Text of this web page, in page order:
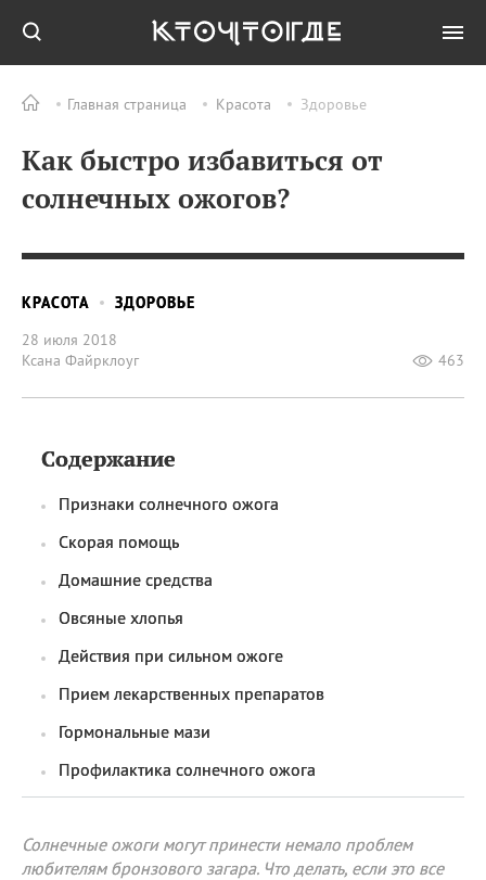
Главная страница Красота Здоровье
Как быстро избавиться от
солнечных ожогов?
КРАСОТА
ЗДОРОВЬЕ
28 июля 2018
Ксана Файрклоуг
463
Содержание
Признаки солнечного ожога
Скорая помощь
Домашние средства
Овсяные хлопья
Действия при сильном ожоге
Прием лекарственных препаратов
Гормональные мази
Профилактика солнечного ожога
Солнечные ожоги могут принести немало проблем
любителям бронзового загара. Что делать, если это все